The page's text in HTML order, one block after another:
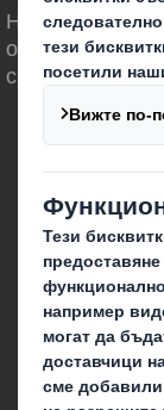
Ние сме
опаковките
света около нас.
IP